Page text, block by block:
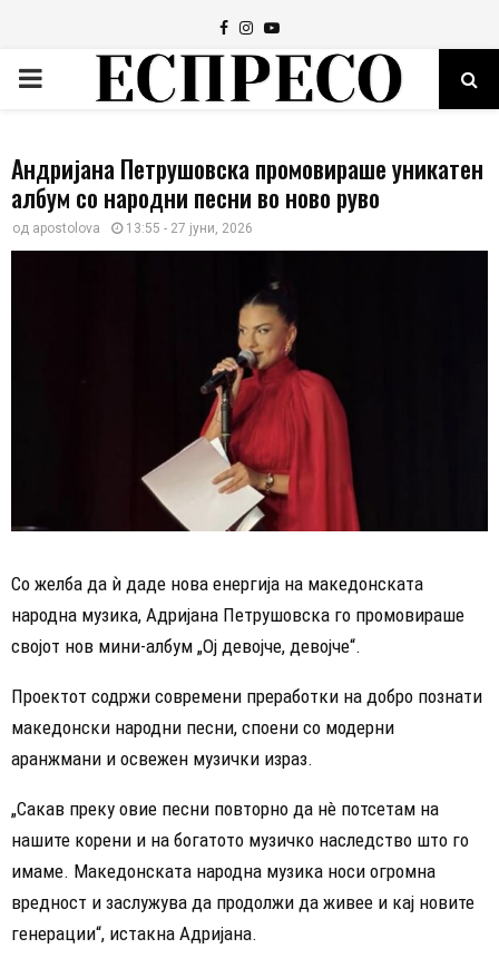
Facebook
Instagram
Youtube
PRIMARY
Андријана Петрушовска промовираше уникатен
албум со народни песни во ново руво
од apostolova 13:55 - 27 јуни, 2026
Со желба да ѝ даде нова енергија на македонската
народна музика, Адријана Петрушовска го промовираше
својот нов мини-албум „Ој девојче, девојче“.
Проектот содржи современи преработки на добро познати
македонски народни песни, споени со модерни
аранжмани и освежен музички израз.
„Сакав преку овие песни повторно да нè потсетам на
нашите корени и на богатото музичко наследство што го
имаме. Македонската народна музика носи огромна
вредност и заслужува да продолжи да живее и кај новите
генерации“, истакна Адријана.